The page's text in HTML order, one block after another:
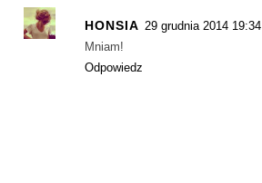
HONSIA 29 grudnia 2014 19:34
Mniam!
Odpowiedz